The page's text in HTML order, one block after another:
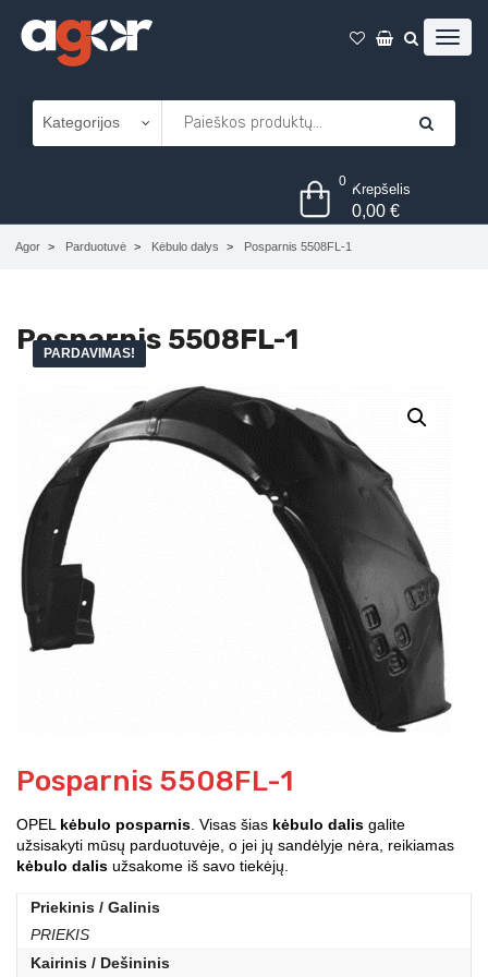
0 Krepšelis
0,00€
Agor Parduotuvė Kėbulo dalys Posparnis 5508FL-1
Posparnis 5508FL-1
PARDAVIMAS!
Posparnis 5508FL-1
OPEL kėbulo posparnis . Visas šias kėbulo dalis galite
užsisakyti mūsų parduotuvėje, o jei jų sandėlyje nėra, reikiamas
kėbulo dalis užsakome iš savo tiekėjų.
Priekinis / Galinis
PRIEKIS
Kairinis / Dešininis